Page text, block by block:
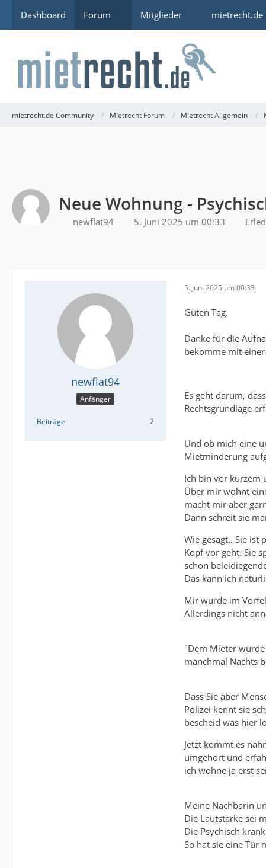
Dashboard Forum Mitglieder mietrecht.de
mietrecht.de Community Mietrecht Forum Mietrecht Allgemein
Neue Wohnung -
newflat94 5. Juni 2025 um 00:33
newflat94
Anfänger
Beiträge 2
5. Juni 2025 um 00:33
Guten Tag.
Danke für die
bekomme mit
Es geht darum,
Rechtsgrundlage
Und ob mich eine
Mietminderung
Ich bin vor kurzem
Über mir wohnt
macht mir aber
Dann schreit sie
Wie gesagt.. Sie ist
Kopf vor geht. Sie
schon
Das kann ich
Mir wurde im
Allerdings nicht
"Dem Mieter
manchmal Nachts
Dass Sie aber
Polizei kennt sie
bescheid was hier
Jetzt kommt es
umgehört und
ich wohne ja erst
Meine Nachbarin
Die Lautstärke sei
Die Psychisch
So hat sie eine Tür